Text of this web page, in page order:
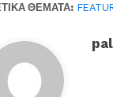
ΘΈΜΑΤΑ: